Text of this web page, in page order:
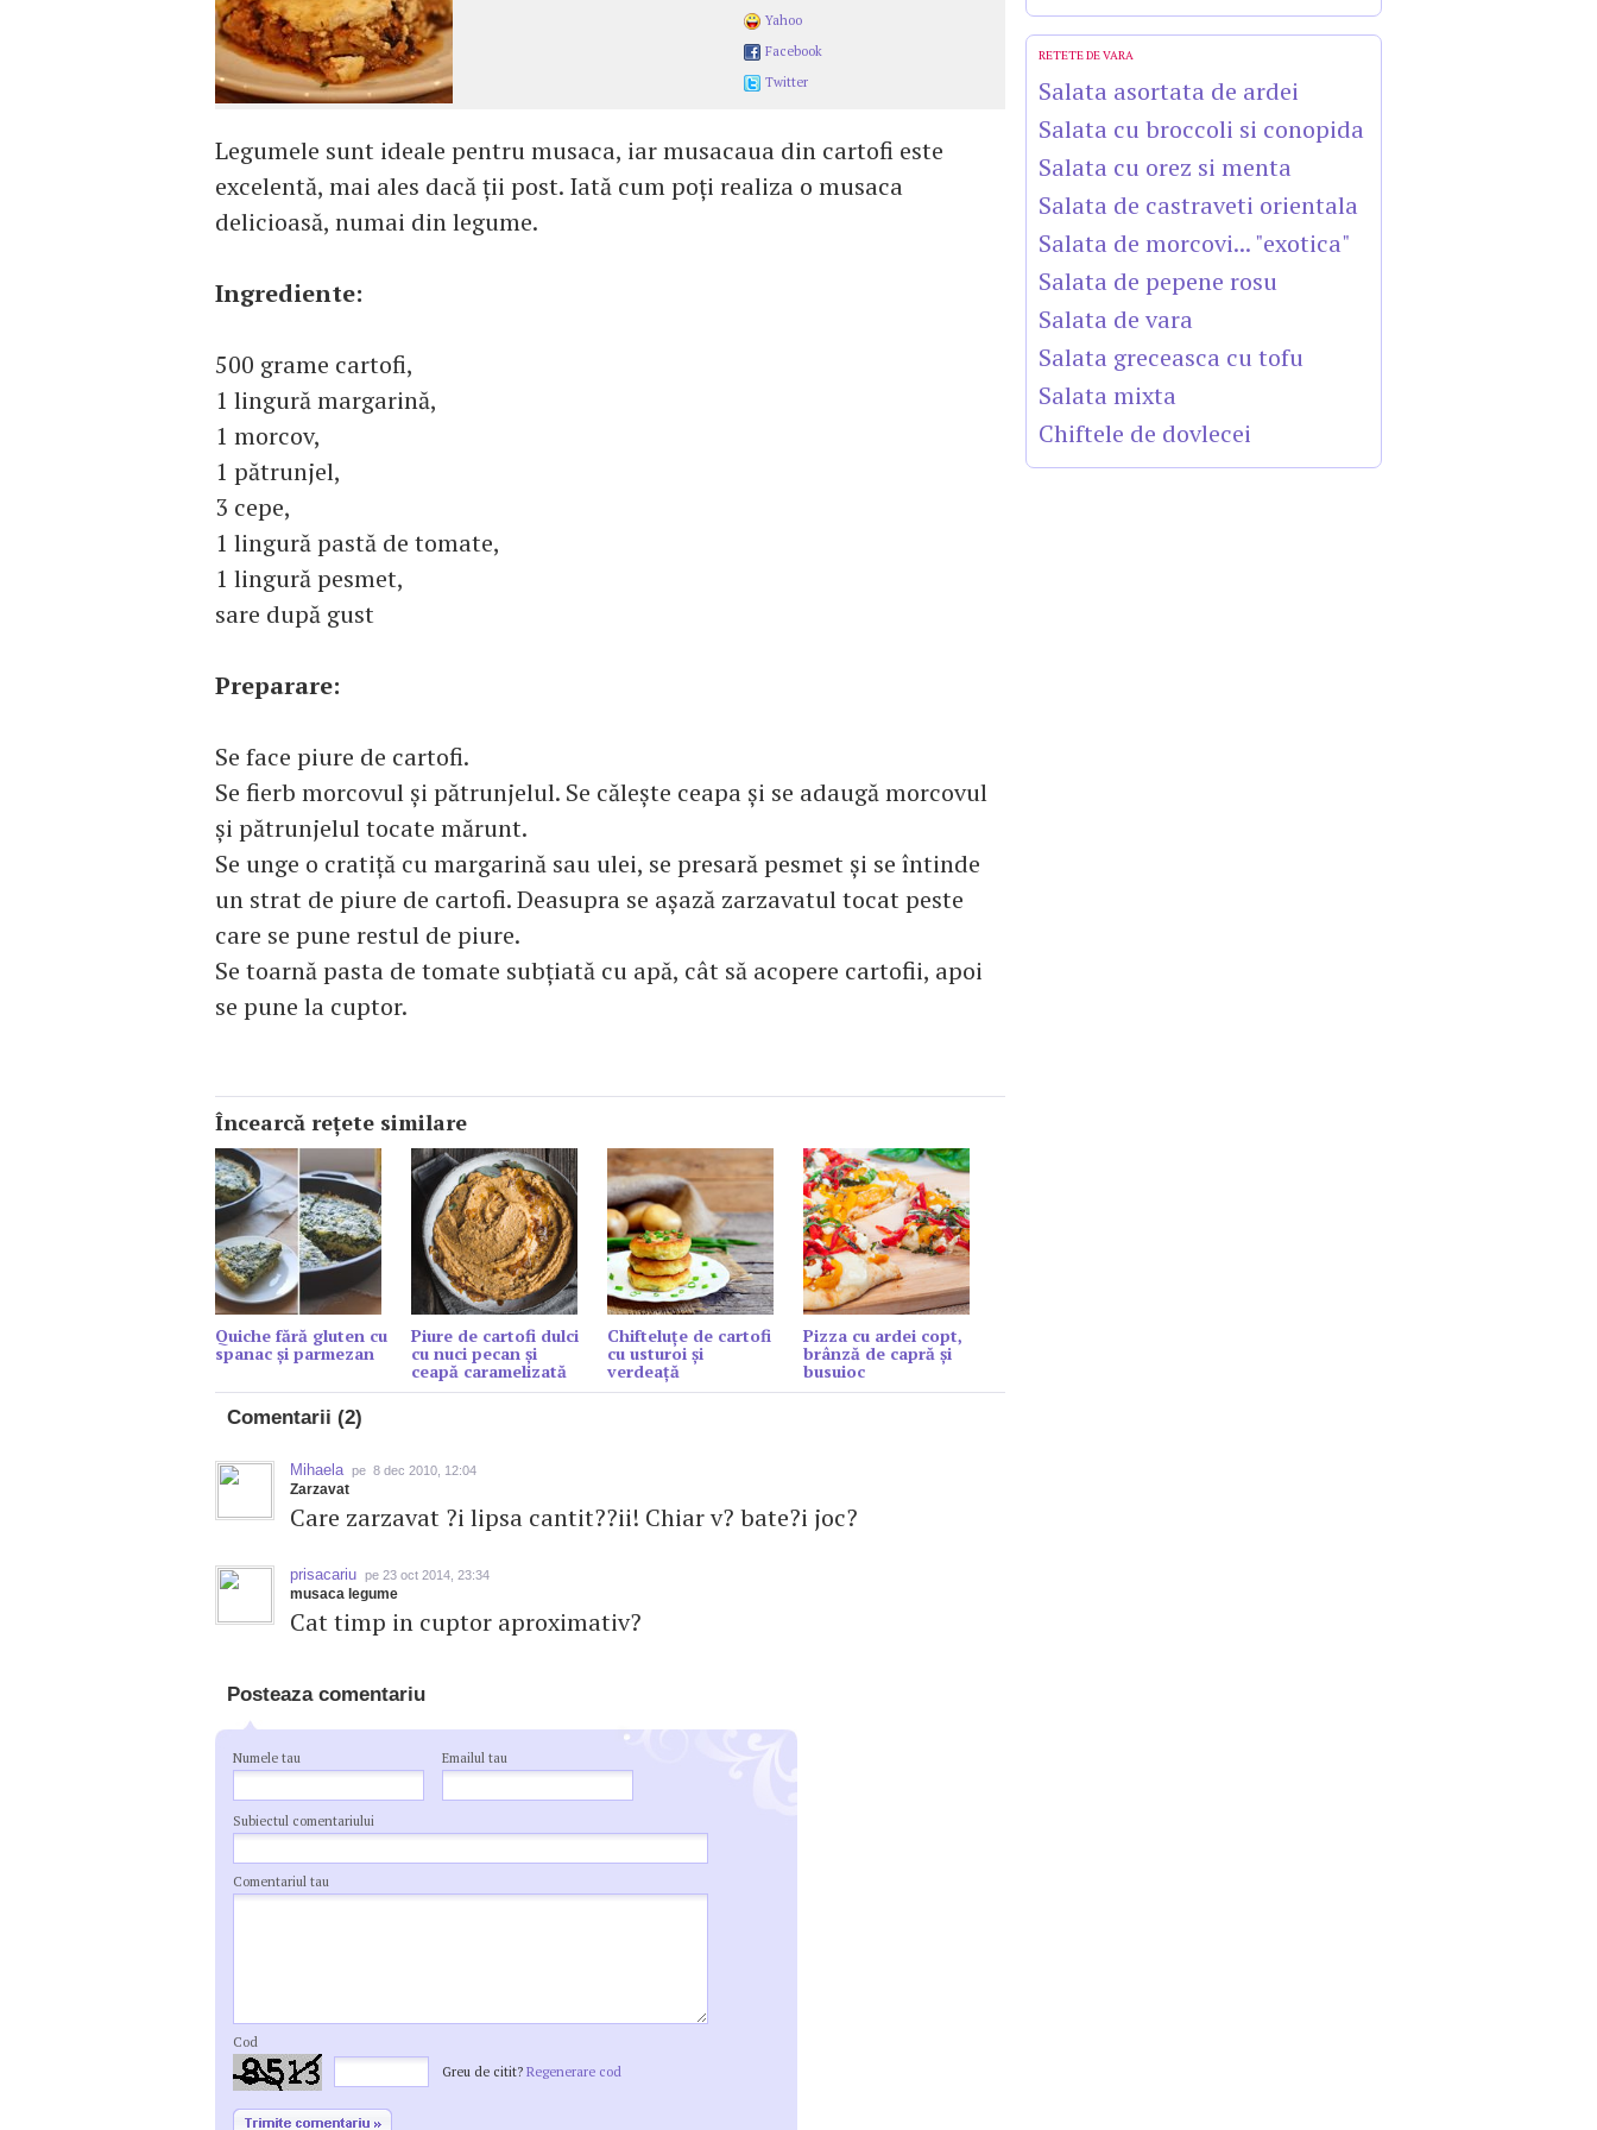
Yahoo
Facebook
Twitter
Legumele sunt ideale pentru musaca, iar musacaua din cartofi este
excelentă, mai ales dacă ţii post. Iată cum poţi realiza o musaca
delicioasă, numai din legume.
Ingrediente:
500 grame cartofi,
1 lingură margarină,
1 morcov,
1 pătrunjel,
3 cepe,
1 lingură pastă de tomate,
1 lingură pesmet,
sare după gust
Preparare:
Se face piure de cartofi.
Se fierb morcovul şi pătrunjelul. Se căleşte ceapa şi se adaugă morcovul
şi pătrunjelul tocate mărunt.
Se unge o cratiţă cu margarină sau ulei, se presară pesmet şi se întinde
un strat de piure de cartofi. Deasupra se aşază zarzavatul tocat peste
care se pune restul de piure.
Se toarnă pasta de tomate subţiată cu apă, cât să acopere cartofii, apoi
se pune la cuptor.
Încearcă reţete similare
Quiche fără gluten cu
spanac și parmezan
Piure de cartofi dulci
cu nuci pecan și
ceapă caramelizată
Chifteluțe de cartofi
cu usturoi și
verdeață
Pizza cu ardei copt,
brânză de capră şi
busuioc
Comentarii (2)
Mihaela pe 8 dec 2010, 12:04
Zarzavat
Care zarzavat ?i lipsa cantit??ii! Chiar v? bate?i joc?
prisacariu pe 23 oct 2014, 23:34
musaca legume
Cat timp in cuptor aproximativ?
Posteaza comentariu
Numele tau Emailul tau
Subiectul comentariului
Comentariul tau
Cod
Greu de citit? Regenerare cod
RETETE DE VARA
Salata asortata de ardei
Salata cu broccoli si conopida
Salata cu orez si menta
Salata de castraveti orientala
Salata de morcovi... "exotica"
Salata de pepene rosu
Salata de vara
Salata greceasca cu tofu
Salata mixta
Chiftele de dovlecei